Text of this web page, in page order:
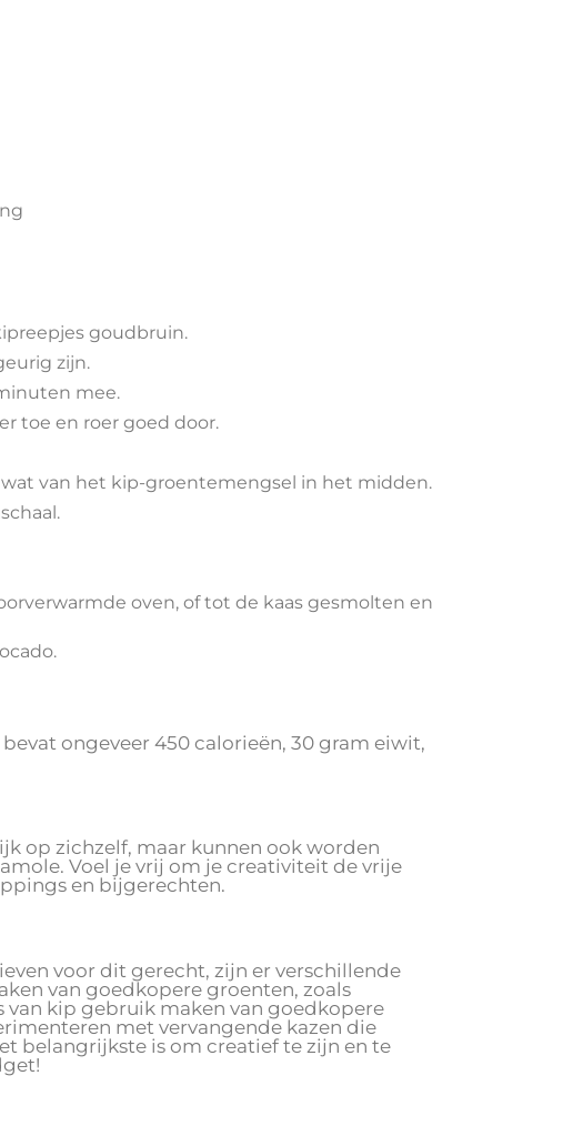
goudbruin.
zijn.
mee.
toe en roer goed door.
van het kip-groentemengsel in het midden.
oven, of tot de kaas gesmolten en
ongeveer 450 calorieën, 30 gram eiwit,
op zichzelf, maar kunnen ook worden
Voel je vrij om je creativiteit de vrije
en bijgerechten.
voor dit gerecht, zijn er verschillende
van goedkopere groenten, zoals
van kip gebruik maken van goedkopere
met vervangende kazen die
belangrijkste is om creatief te zijn en te